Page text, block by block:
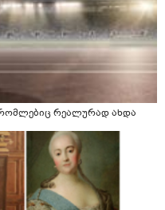
რომლებიც რეალურად ახდა